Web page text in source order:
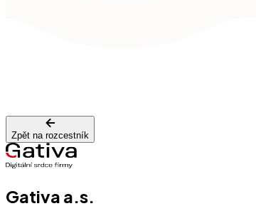
Zpět na rozcestník
Gativa a.s.